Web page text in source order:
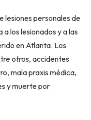
lesiones personales de
los lesionados y a las
en Atlanta. Los
otros, accidentes
mala praxis médica,
y muerte por